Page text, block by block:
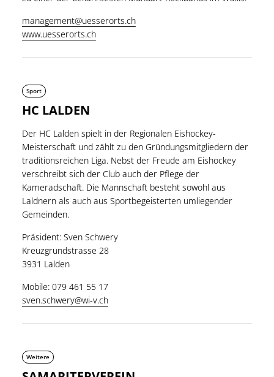
management@uesserorts.ch
www.uesserorts.ch
Sport
HC LALDEN
Der HC Lalden spielt in der Regionalen Eishockey-
Meisterschaft und zählt zu den Gründungsmitgliedern der
traditionsreichen Liga. Nebst der Freude am Eishockey
verschreibt sich der Club auch der Pflege der
Kameradschaft. Die Mannschaft besteht sowohl aus
Laldnern als auch aus Sportbegeisterten umliegender
Gemeinden.
Präsident: Sven Schwery
Kreuzgrundstrasse 28
3931 Lalden
Mobile: 079 461 55 17
sven.schwery@wi-v.ch
Weitere